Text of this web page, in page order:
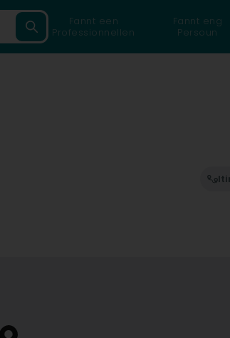
Fannt een
Professionnellen
Fannt eng
Persoun